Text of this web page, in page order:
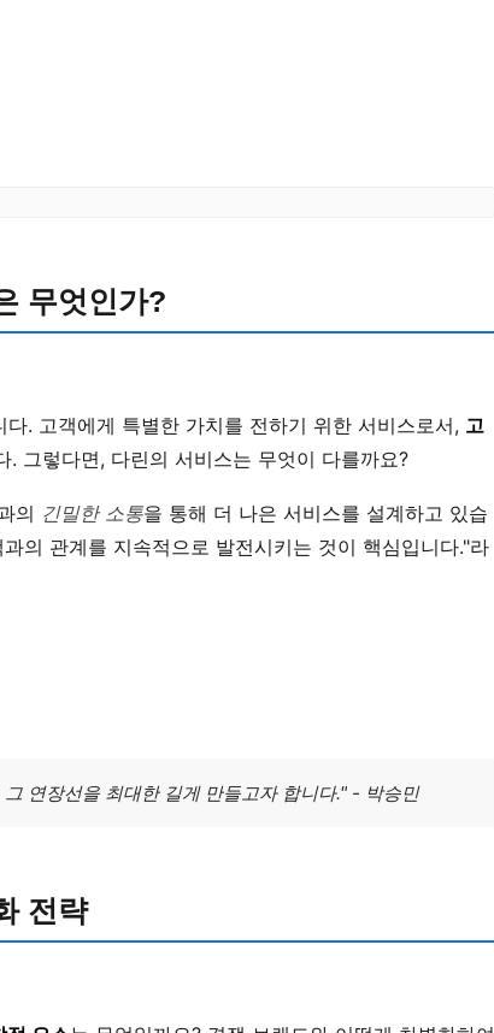
무엇인가?
. 고객에게 특별한 가치를 전하기 위한 서비스로서, 고
. 그렇다면, 다린의 서비스는 무엇이 다를까요?
의 긴밀한 소통을 통해 더 나은 서비스를 설계하고 있습
의 관계를 지속적으로 발전시키는 것이 핵심입니다."라
연장선을 최대한 길게 만들고자 합니다." - 박승민
전략